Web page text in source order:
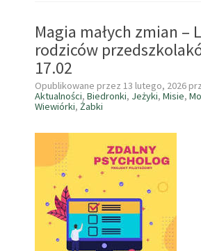
Magia małych zmian –
rodziców
17.02
Opublikowane przez 13 lutego, 2026
Aktualności, Biedronki, Jeżyki, Misie,
Wiewiórki, Żabki